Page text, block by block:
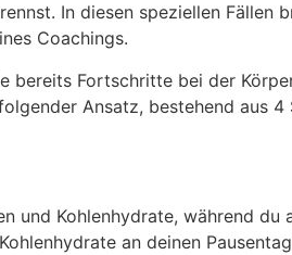
In diesen speziellen Fällen
Coachings.
bereits Fortschritte bei der
Ansatz, bestehend aus 4
und Kohlenhydrate, während du
an deinen